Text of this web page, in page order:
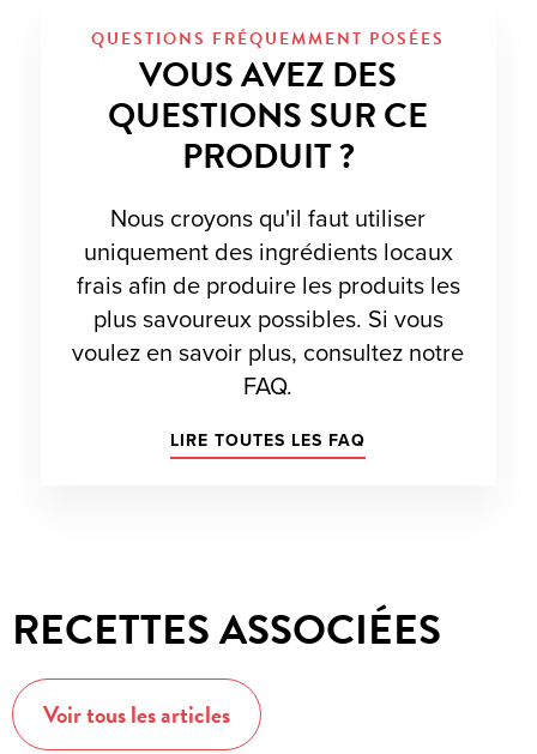
QUESTIONS FRÉQUEMMENT POSÉES
VOUS AVEZ DES
QUESTIONS SUR CE
PRODUIT ?
Nous croyons qu'il faut utiliser
uniquement des ingrédients locaux
frais afin de produire les produits les
plus savoureux possibles. Si vous
voulez en savoir plus, consultez notre
FAQ.
LIRE TOUTES LES FAQ
RECETTES ASSOCIÉES
Voir tous les articles